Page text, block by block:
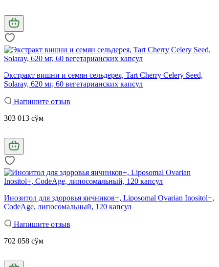
Экстракт вишни и семян сельдерея, Tart Cherry Celery Seed,
Solaray, 620 мг, 60 вегетарианских капсул
Напишите отзыв
303 013 сўм
Инозитол для здоровья яичников+, Liposomal Ovarian Inositol+,
CodeAge, липосомальный, 120 капсул
Напишите отзыв
702 058 сўм